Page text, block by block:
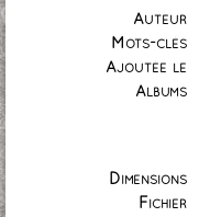
Auteur
Mots-clés
Ajoutée le
Albums
Dimensions
Fichier